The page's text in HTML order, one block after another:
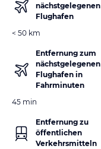
nächstgelegenen
Flughafen
< 50 km
Entfernung zum
nächstgelegenen
Flughafen in
Fahrminuten
45 min
Entfernung zu
öffentlichen
Verkehrsmitteln